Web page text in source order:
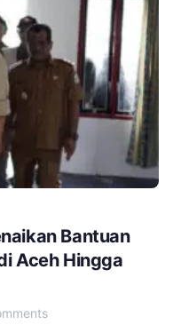
Bantuan
Aceh Hingga